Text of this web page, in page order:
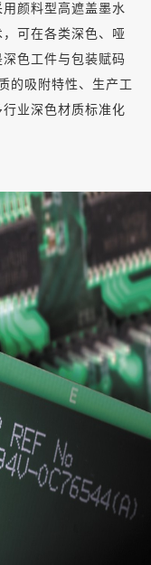
颜料型高遮盖墨水
可在各类深色、哑
色工件与包装赋码
的吸附特性、生产工
业深色材质标准化